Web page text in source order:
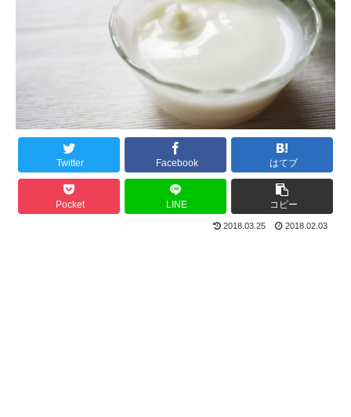
Twitter Facebook はてブ
Pocket LINE コピー
2018.03.25 2018.02.03